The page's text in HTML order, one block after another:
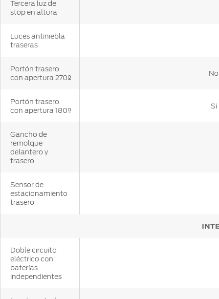
Tercera luz de
stop en altura
Luces antiniebla
traseras
Portón trasero
con apertura 270º
No
Portón trasero
con apertura 180º
Si
Gancho de
remolque
delantero y
trasero
Sensor de
estacionamiento
trasero
Doble circuito
eléctrico con
baterías
independientes